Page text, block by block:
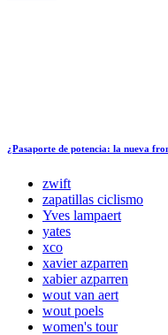
¿Pasaporte de potencia: la nueva
zwift
zapatillas ciclismo
Yves lampaert
yates
xco
xavier azparren
xabier azparren
wout van aert
wout poels
women's tour